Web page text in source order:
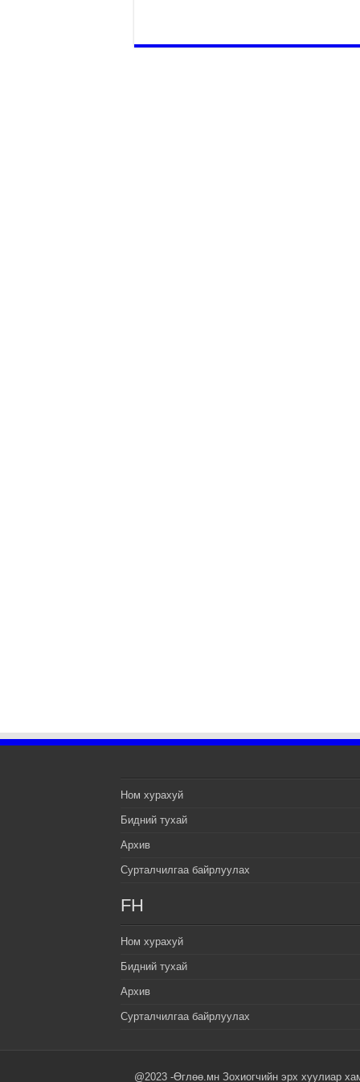
Ном хурахуй
Бидний тухай
Архив
Сурталчилгаа байрлуулах
FH
Ном хурахуй
Бидний тухай
Архив
Сурталчилгаа байрлуулах
@2023 -Өглөө.мн Зохиогчийн эрх хуулиар